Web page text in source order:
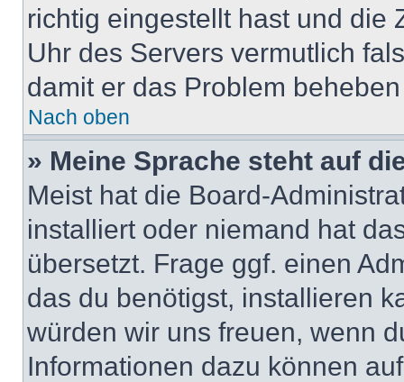
richtig eingestellt hast und die
Uhr des Servers vermutlich
damit er das Problem
Nach oben
» Meine Sprache steht auf
Meist hat die Board-
installiert oder niemand hat
übersetzt. Frage ggf. einen
das du benötigst, installieren
würden wir uns freuen, wenn
Informationen dazu können